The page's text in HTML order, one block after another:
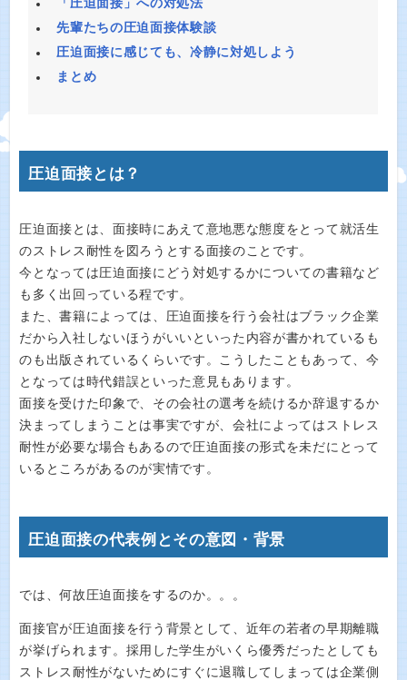
先輩たちの圧迫面接体験談
圧迫面接に感じても、冷静に対処しよう
まとめ
圧迫面接とは？
圧迫面接とは、面接時にあえて意地悪な態度をとって就活生
のストレス耐性を図ろうとする面接のことです。
今となっては圧迫面接にどう対処するかについての書籍など
も多く出回っている程です。
また、書籍によっては、圧迫面接を行う会社はブラック企業
だから入社しないほうがいいといった内容が書かれているも
のも出版されているくらいです。こうしたこともあって、今
となっては時代錯誤といった意見もあります。
面接を受けた印象で、その会社の選考を続けるか辞退するか
決まってしまうことは事実ですが、会社によってはストレス
耐性が必要な場合もあるので圧迫面接の形式を未だにとって
いるところがあるのが実情です。
圧迫面接の代表例とその意図・背景
では、何故圧迫面接をするのか。。。
面接官が圧迫面接を行う背景として、近年の若者の早期離職
が挙げられます。採用した学生がいくら優秀だったとしても
ストレス耐性がないためにすぐに退職してしまっては企業側